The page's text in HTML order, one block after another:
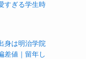
すぎる学生時
身は明治学院
差値｜留年し